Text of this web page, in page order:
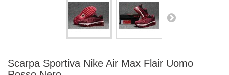
Scarpa Sportiva Nike Air Max Flair Uomo